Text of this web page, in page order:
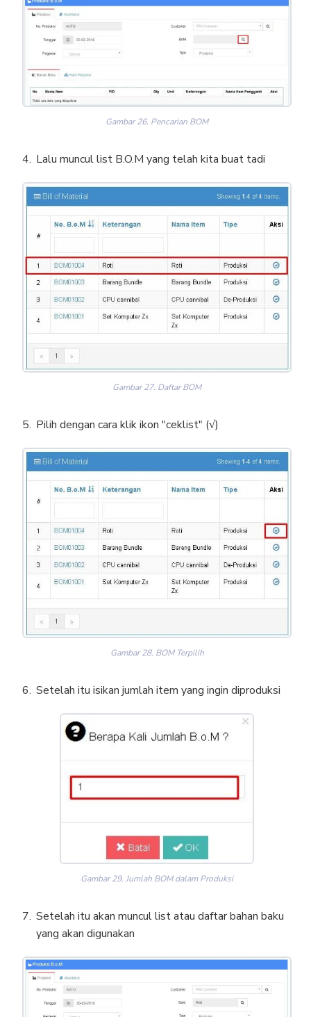
Gambar 26. Pencarian BOM
Lalu muncul list B.O.M yang telah kita buat tadi
Gambar 27. Daftar BOM
Pilih dengan cara klik ikon "ceklist" (√)
Gambar 28. BOM Terpilih
Setelah itu isikan jumlah item yang ingin diproduksi
Gambar 29. Jumlah BOM dalam Produksi
Setelah itu akan muncul list atau daftar bahan baku
yang akan digunakan